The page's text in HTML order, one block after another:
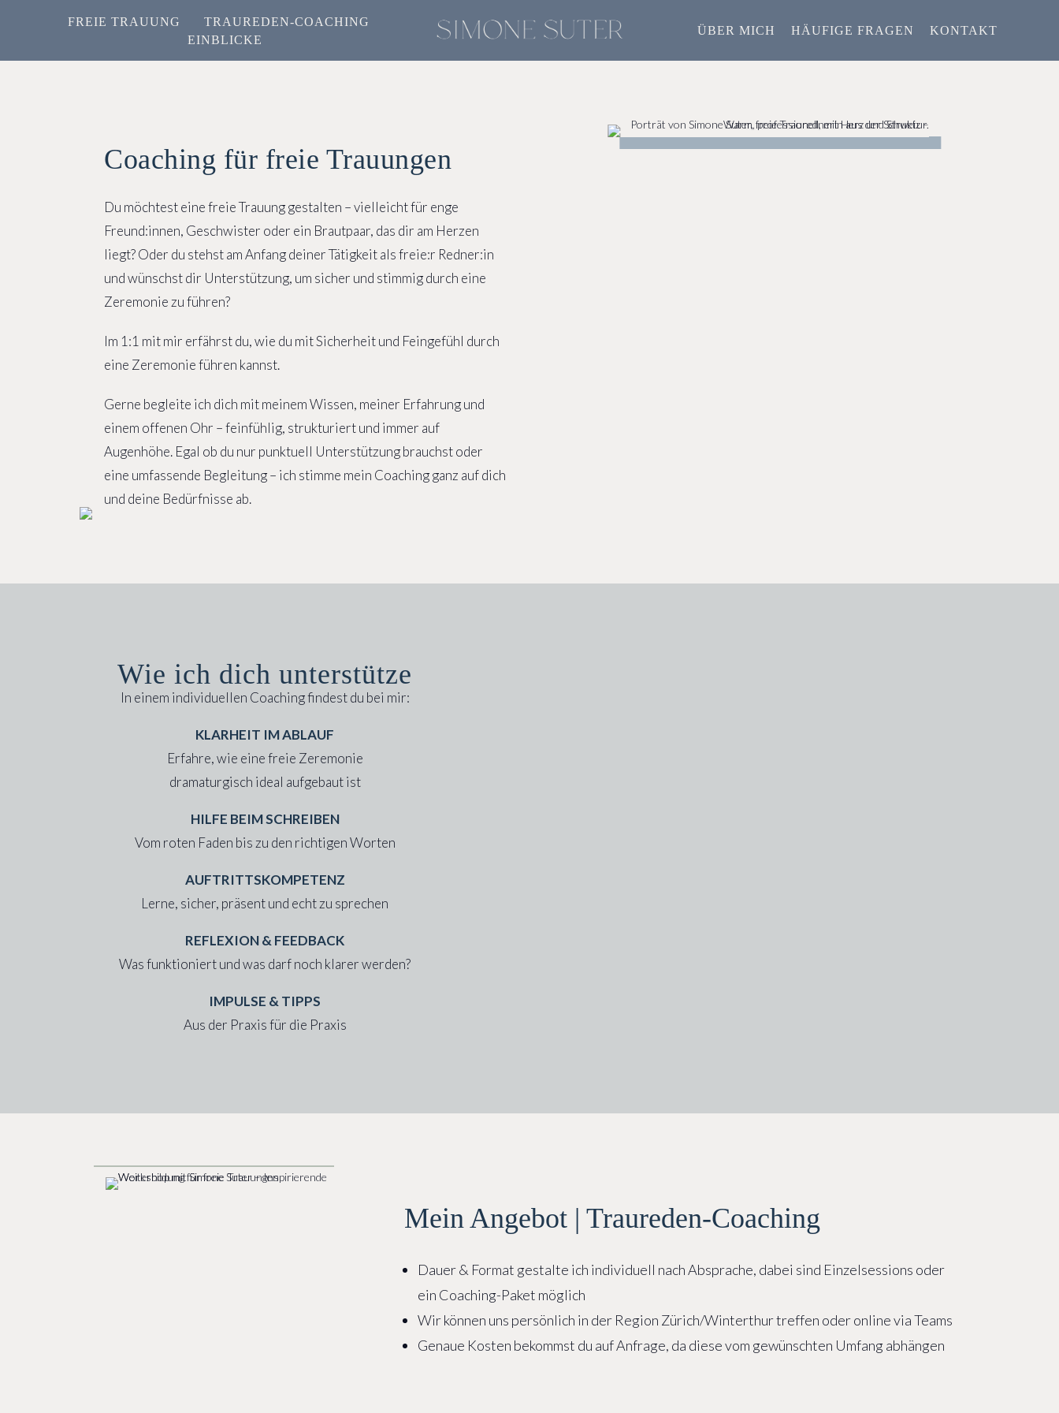
FREIE TRAUUNG
TRAUREDEN-COACHING
EINBLICKE
ÜBER MICH HÄUFIGE FRAGEN KONTAKT
Coaching für freie Trauungen
Du möchtest eine freie Trauung gestalten – vielleicht für enge
Freund:innen, Geschwister oder ein Brautpaar, das dir am Herzen
liegt? Oder du stehst am Anfang deiner Tätigkeit als freie:r Redner:in
und wünschst dir Unterstützung, um sicher und stimmig durch eine
Zeremonie zu führen?
Im 1:1 mit mir erfährst du, wie du mit Sicherheit und Feingefühl durch
eine Zeremonie führen kannst.
Gerne begleite ich dich mit meinem Wissen, meiner Erfahrung und
einem offenen Ohr – feinfühlig, strukturiert und immer auf
Augenhöhe. Egal ob du nur punktuell Unterstützung brauchst oder
eine umfassende Begleitung – ich stimme mein Coaching ganz auf dich
und deine Bedürfnisse ab.
Wie ich dich unterstütze
In einem individuellen Coaching findest du bei mir:
KLARHEIT IM ABLAUF
Erfahre, wie eine freie Zeremonie
dramaturgisch ideal aufgebaut ist
HILFE BEIM SCHREIBEN
Vom roten Faden bis zu den richtigen Worten
AUFTRITTSKOMPETENZ
Lerne, sicher, präsent und echt zu sprechen
REFLEXION & FEEDBACK
Was funktioniert und was darf noch klarer werden?
IMPULSE & TIPPS
Aus der Praxis für die Praxis
Mein Angebot | Traureden-Coaching
Dauer & Format gestalte ich individuell nach Absprache, dabei sind Einzelsessions oder
ein Coaching-Paket möglich
Wir können uns persönlich in der Region Zürich/Winterthur treffen oder online via Teams
Genaue Kosten bekommst du auf Anfrage, da diese vom gewünschten Umfang abhängen